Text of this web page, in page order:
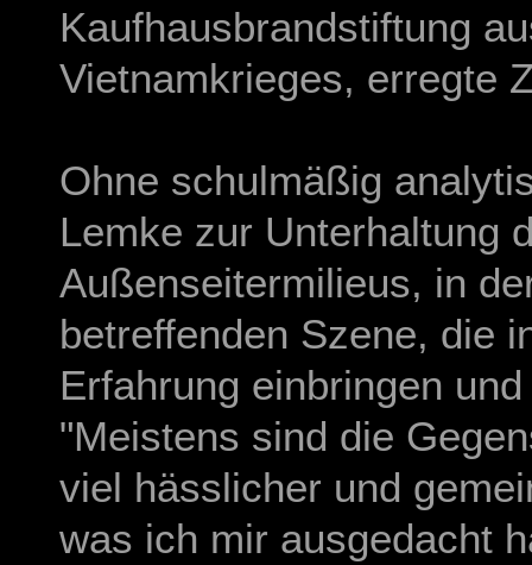
Kaufhausbrandstiftung
Vietnamkrieges, erregte
Ohne schulmäßig
Lemke zur Unterhaltung
Außenseitermilieus, in
betreffenden Szene, die
Erfahrung einbringen
"Meistens sind die
viel hässlicher und
was ich mir ausgedacht